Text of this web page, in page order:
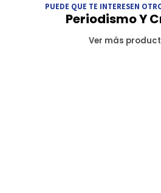
PUEDE QUE TE INTERESEN
Periodismo Y
Ver más